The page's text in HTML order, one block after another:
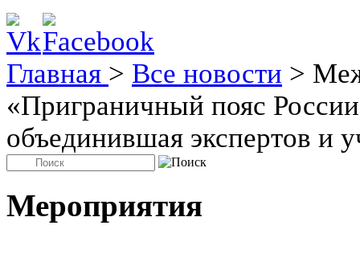
Главная > Все новости >
«Приграничный пояс
объединившая экспертов и
Мероприятия